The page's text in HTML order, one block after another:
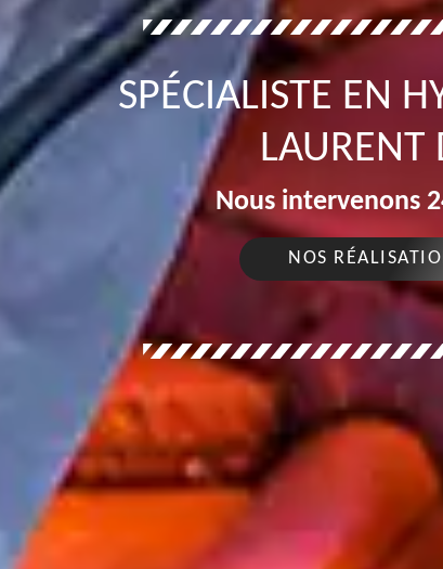
SPÉCIALISTE EN
LAURENT
Nous intervenons
NOS